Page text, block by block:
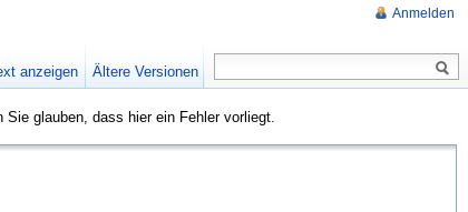
glauben, dass hier ein Fehler vorliegt.
Anmelden
anzeigen Ältere Versionen